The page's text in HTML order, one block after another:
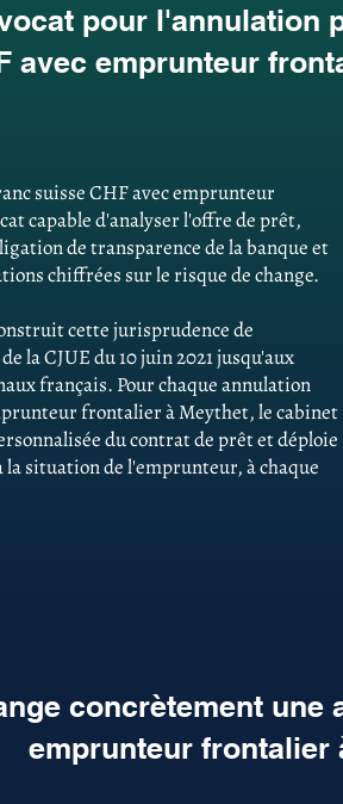
pour l'annulation
avec emprunteur
suisse CHF avec emprunteur
capable d'analyser l'offre de prêt,
de transparence de la banque et
chiffrées sur le risque de change.
cette jurisprudence de
CJUE du 10 juin 2021 jusqu'aux
français. Pour chaque annulation
frontalier à Meythet, le cabinet
du contrat de prêt et déploie
situation de l'emprunteur, à chaque
concrètement
emprunteur frontalier